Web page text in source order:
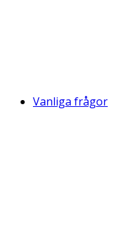
Vanliga frågor